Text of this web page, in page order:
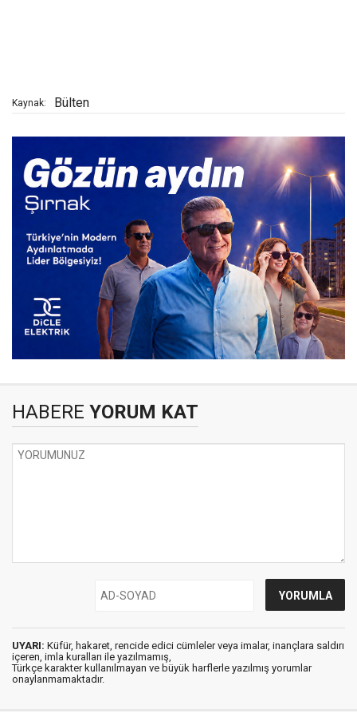
Kaynak: Bülten
HABERE YORUM KAT
UYARI: Küfür, hakaret, rencide edici cümleler veya imalar, inançlara saldırı
içeren, imla kuralları ile yazılmamış,
Türkçe karakter kullanılmayan ve büyük harflerle yazılmış yorumlar
onaylanmamaktadır.